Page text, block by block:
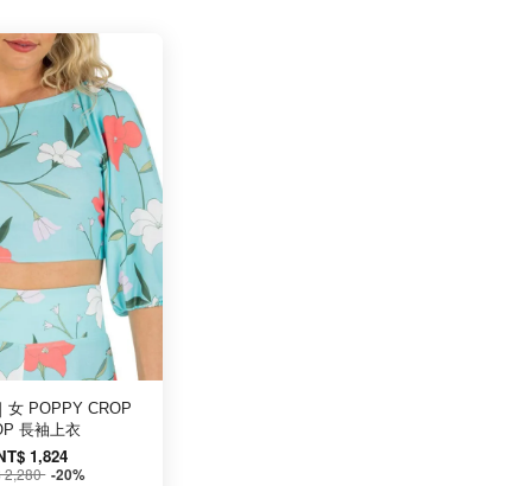
女 POPPY CROP
長袖上衣
1,824
2,280 -20%